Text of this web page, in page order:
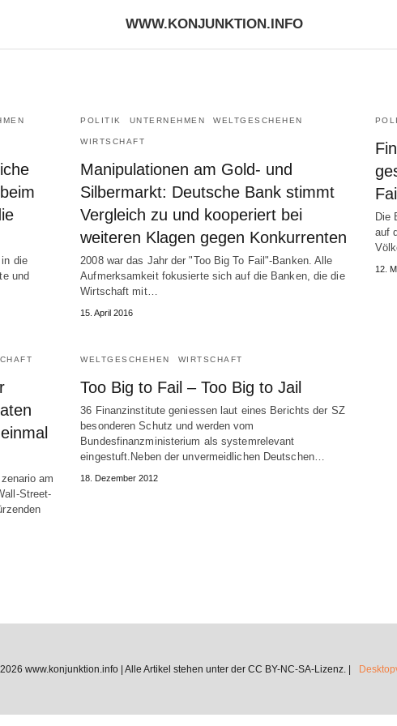
WWW.KONJUNKTION.INFO
die
und
POLITIK UNTERNEHMEN WELTGESCHEHEN
WIRTSCHAFT
Manipulationen am Gold- und
Silbermarkt: Deutsche Bank stimmt
Vergleich zu und kooperiert bei
weiteren Klagen gegen Konkurrenten
2008 war das Jahr der "Too Big To Fail"-Banken. Alle
Aufmerksamkeit fokusierte sich auf die Banken, die die
Wirtschaft mit…
15. April 2016
Die
auf
12.
am
Street-
WELTGESCHEHEN WIRTSCHAFT
Too Big to Fail – Too Big to Jail
36 Finanzinstitute geniessen laut eines Berichts der SZ
besonderen Schutz und werden vom
Bundesfinanzministerium als systemrelevant
eingestuft.Neben der unvermeidlichen Deutschen…
18. Dezember 2012
www.konjunktion.info | Alle Artikel stehen unter der CC BY-NC-SA-Lizenz. |